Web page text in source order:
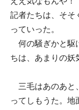
記者たちは、そそ
っていった。
何の騒ぎかと駆
ちは、あまりの妖
三毛はあのあと
ってしもうた。地